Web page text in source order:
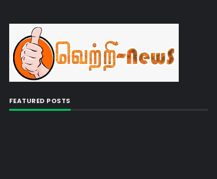
FEATURED POSTS